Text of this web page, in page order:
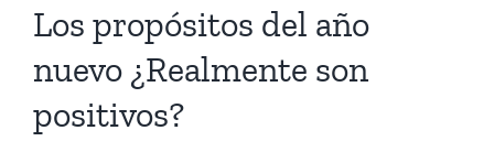
Los propósitos del año
nuevo ¿Realmente son
positivos?